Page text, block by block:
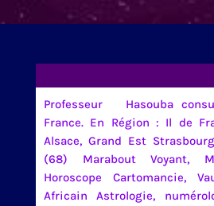
Professeur Hasouba
France. En Région : Il de
Alsace, Grand Est
(68) Marabout Voyant,
Horoscope Cartomancie,
Africain Astrologie,